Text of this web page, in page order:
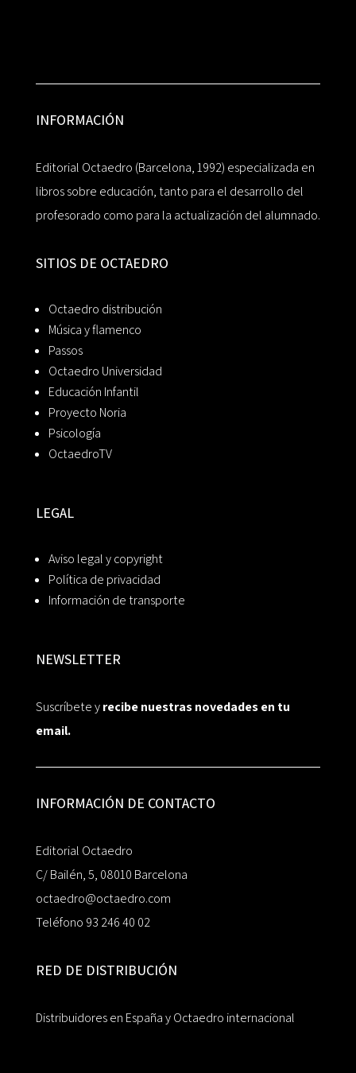
INFORMACIÓN
Editorial Octaedro (Barcelona, 1992) especializada en
libros sobre educación, tanto para el desarrollo del
profesorado como para la actualización del alumnado.
SITIOS DE OCTAEDRO
Octaedro distribución
Música y flamenco
Passos
Octaedro Universidad
Educación Infantil
Proyecto Noria
Psicología
OctaedroTV
LEGAL
Aviso legal y copyright
Política de privacidad
Información de transporte
NEWSLETTER
Suscríbete yrecibe nuestras novedades en tu
email.
INFORMACIÓN DE CONTACTO
Editorial Octaedro
C/ Bailén, 5, 08010 Barcelona
octaedro@octaedro.com
Teléfono 93 246 40 02
RED DE DISTRIBUCIÓN
Distribuidores en España y Octaedro internacional